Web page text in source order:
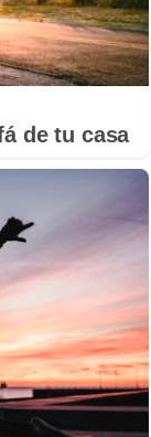
de tu casa